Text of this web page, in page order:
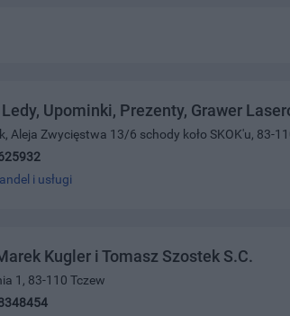
Upominki, Prezenty, Grawer
Aleja Zwycięstwa 13/6 schody koło SKOK'u, 83-
i usługi
Kugler i Tomasz Szostek S.C.
1, 83-110 Tczew